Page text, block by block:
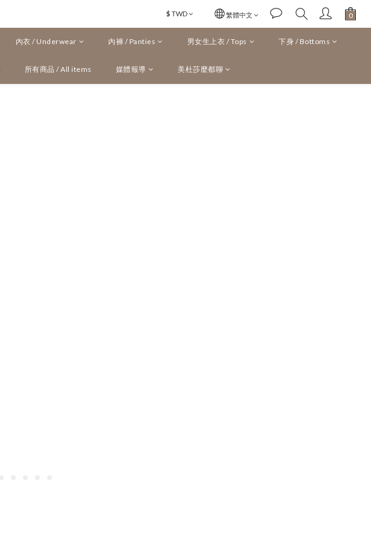
$ TWD 繁體中文
內衣 / Underwear 內褲 / Panties 男女生上衣 / Tops 下身 / Bottoms
所有商品 / All items 媒體報導 美杜莎麼都聊